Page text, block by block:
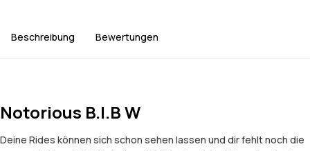
Beschreibung Bewertungen
Notorious B.I.B W
Deine Rides können sich schon sehen lassen und dir fehlt noch die